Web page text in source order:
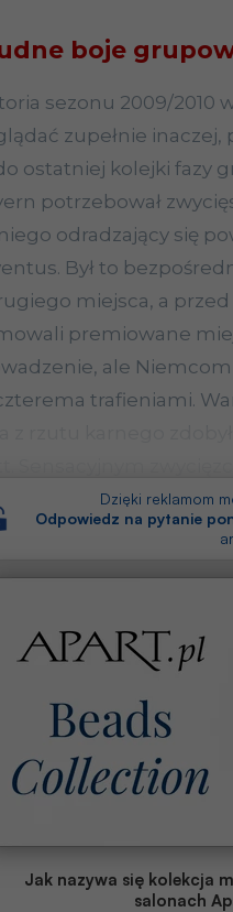
boje
sezonu 2009/2010
zupełnie inaczej,
ostatniej kolejki fazy
potrzebował
odradzający się
Był to
miejsca, a
premiowane
ale
trafieniami.
de Bordeaux.
Dzięki reklamom
Odpowiedz na pytanie
Jak nazywa się kolekcja
salonach